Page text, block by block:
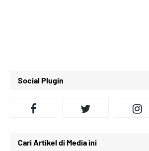
Social Plugin
Cari Artikel di Media ini